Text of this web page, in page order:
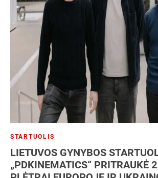
STARTUOLIS
LIETUVOS GYNYBOS
„PDKINEMATICS“ PRITRAUKĖ